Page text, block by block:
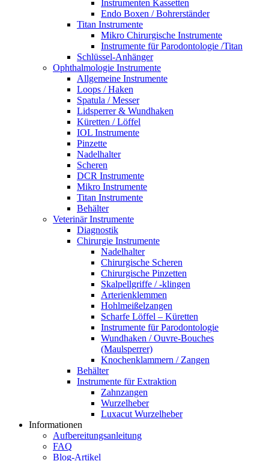
Instrumenten Kassetten
Endo Boxen / Bohrerständer
Titan Instrumente
Mikro Chirurgische Instrumente
Instrumente für Parodontologie /Titan
Schlüssel-Anhänger
Ophthalmologie Instrumente
Allgemeine Instrumente
Loops / Haken
Spatula / Messer
Lidsperrer & Wundhaken
Küretten / Löffel
IOL Instrumente
Pinzette
Nadelhalter
Scheren
DCR Instrumente
Mikro Instrumente
Titan Instrumente
Behälter
Veterinär Instrumente
Diagnostik
Chirurgie Instrumente
Nadelhalter
Chirurgische Scheren
Chirurgische Pinzetten
Skalpellgriffe / -klingen
Arterienklemmen
Hohlmeißelzangen
Scharfe Löffel – Küretten
Instrumente für Parodontologie
Wundhaken / Ouvre-Bouches
(Maulsperrer)
Knochenklammern / Zangen
Behälter
Instrumente für Extraktion
Zahnzangen
Wurzelheber
Luxacut Wurzelheber
Informationen
Aufbereitungsanleitung
FAQ
Blog-Artikel